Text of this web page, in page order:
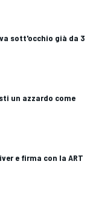
sott'occhio già da 3
un azzardo come
e firma con la ART